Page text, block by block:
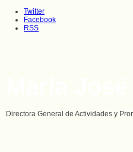
Twitter
Facebook
RSS
Directora General de Actividades y